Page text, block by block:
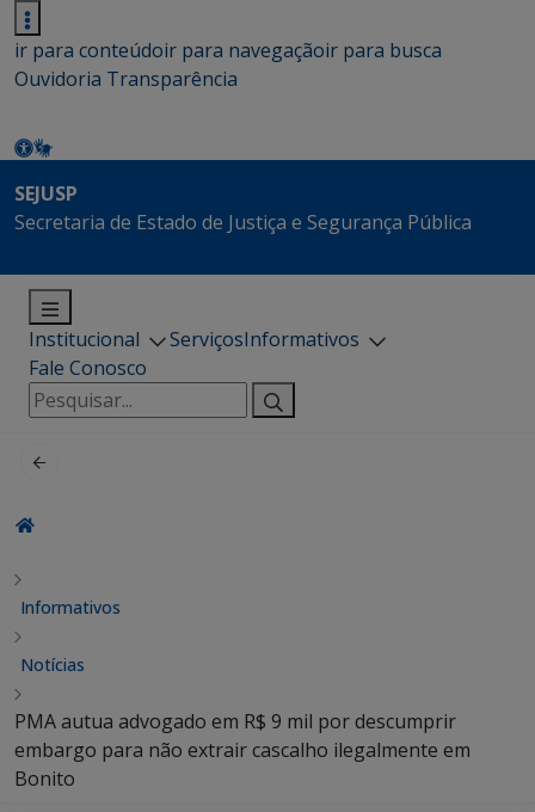
ir para conteúdoir para navegaçãoir para busca
Ouvidoria Transparência
SEJUSP
Secretaria de Estado de Justiça e Segurança Pública
Institucional ServiçosInformativos
Fale Conosco
Pesquisar
por:
Informativos
Notícias
PMA autua advogado em R$ 9 mil por descumprir
embargo para não extrair cascalho ilegalmente em
Bonito